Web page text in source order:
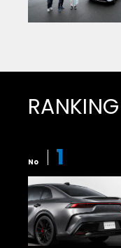
RANKING
No 1